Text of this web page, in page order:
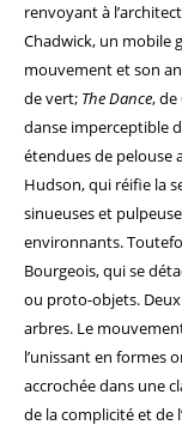
renvoyant à
Chadwick, un mobile
mouvement et son
de vert; The Dance, de
danse imperceptible
étendues de pelouse
Hudson, qui réifie la
sinueuses et
environnants.
Bourgeois, qui se
ou proto-objets.
arbres. Le
l’unissant en formes
accrochée dans une
de la complicité et de